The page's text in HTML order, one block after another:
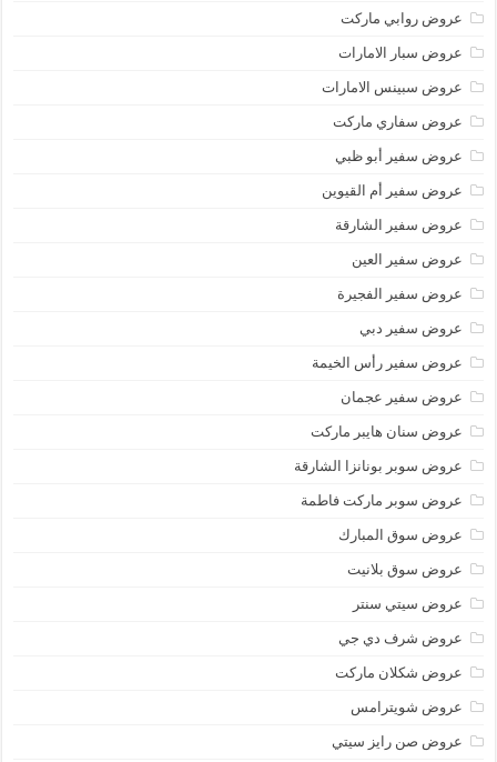
عروض روابي ماركت
عروض سبار الامارات
عروض سبينس الامارات
عروض سفاري ماركت
عروض سفير أبو ظبي
عروض سفير أم القيوين
عروض سفير الشارقة
عروض سفير العين
عروض سفير الفجيرة
عروض سفير دبي
عروض سفير رأس الخيمة
عروض سفير عجمان
عروض سنان هايبر ماركت
عروض سوبر بونانزا الشارقة
عروض سوبر ماركت فاطمة
عروض سوق المبارك
عروض سوق بلانيت
عروض سيتي سنتر
عروض شرف دي جي
عروض شكلان ماركت
عروض شويترامس
عروض صن رايز سيتي